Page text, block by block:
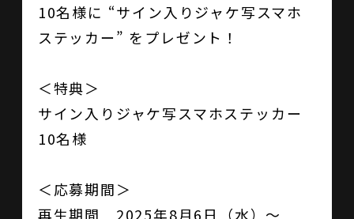
10名様に “サイン入りジャケ写スマホ
ステッカー” をプレゼント！
＜特典＞
サイン入りジャケ写スマホステッカー
10名様
＜応募期間＞
再生期間 2025年8月6日（水）～